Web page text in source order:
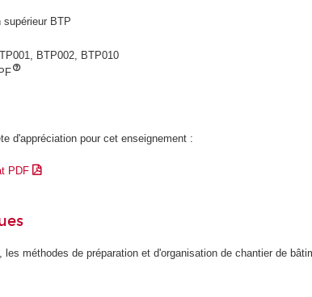
supérieur BTP
BTP002, BTP010
d'appréciation pour cet enseignement :
PDF
les méthodes de préparation et d'organisation de chantier de